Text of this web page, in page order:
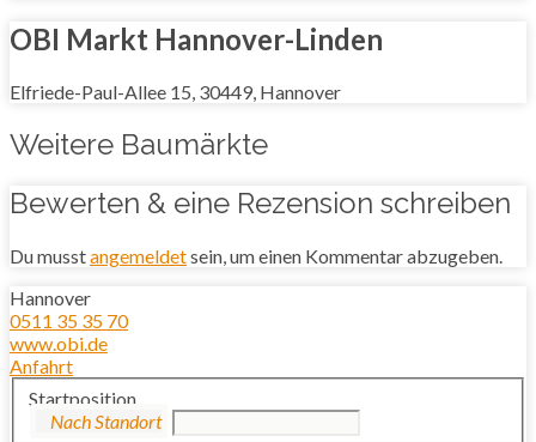
OBI Markt Hannover-Linden
Elfriede-Paul-Allee 15, 30449, Hannover
Weitere Baumärkte
Bewerten & eine Rezension schreiben
Du musstangemeldetsein, um einen Kommentar abzugeben.
Hannover
0511 35 35 70
www.obi.de
Anfahrt
Startposition